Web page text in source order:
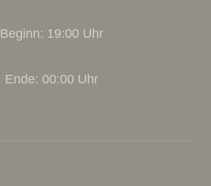
Beginn: 19:00 Uhr
Ende: 00:00 Uhr